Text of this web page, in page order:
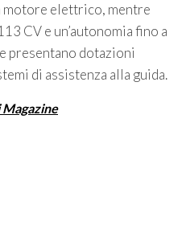
motore elettrico, mentre
CV e un’autonomia fino a
presentano dotazioni
di assistenza alla guida.